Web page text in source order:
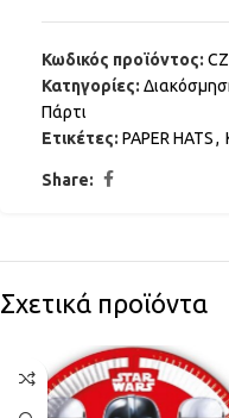
Κωδικός προϊόντος:
Κατηγορίες:
Πάρτι
Ετικέτες: PAPER HATS,
Share:
Σχετικά προϊόντα